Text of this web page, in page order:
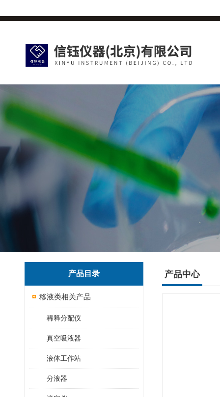
产品目录
移液类相关产品
稀释分配仪
真空吸液器
液体工作站
分液器
产品中心